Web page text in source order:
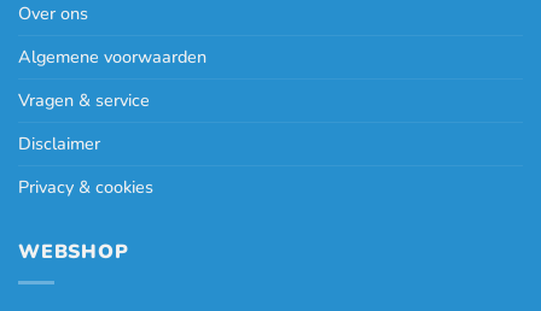
Over ons
Algemene voorwaarden
Vragen & service
Disclaimer
Privacy & cookies
WEBSHOP